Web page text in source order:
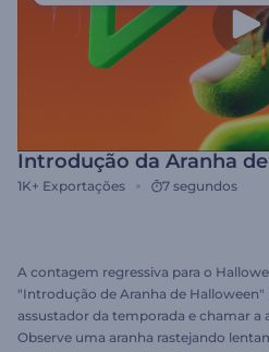
Introdução da Aranha
1K+ Exportações 7 segundos
A contagem regressiva para o
"Introdução de Aranha de
assustador da temporada e chamar a
Observe uma aranha rastejando